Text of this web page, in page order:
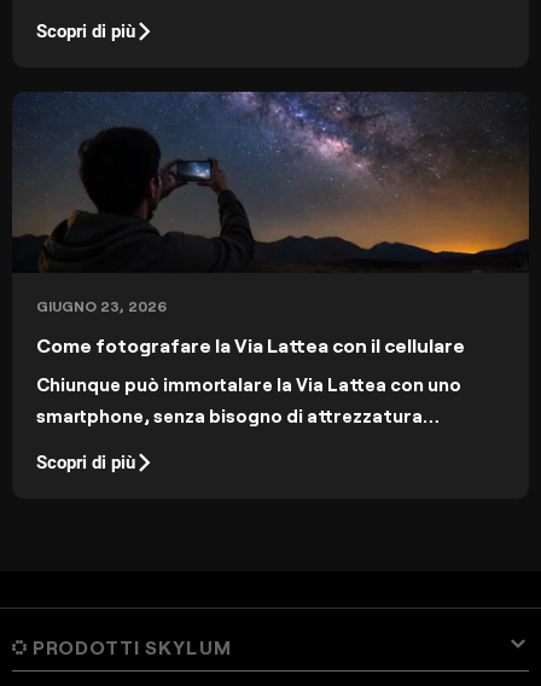
imparerai cosa sono i MP e quanti megapixel sono
Scopri di più
GIUGNO 23, 2026
Come fotografare la Via Lattea con il cellulare
Chiunque può immortalare la Via Lattea con uno
smartphone, senza bisogno di attrezzatura
impostazioni usare sul tuo smartphone.
Scopri di più
PRODOTTI SKYLUM